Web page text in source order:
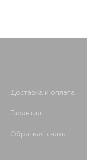
Доставка и оплата
Гарантия
Обратная связь